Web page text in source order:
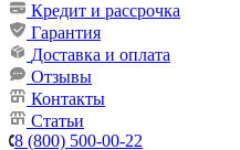
Кредит и рассрочка
Гарантия
Доставка и оплата
Отзывы
Контакты
Статьи
8 (800) 500-00-22